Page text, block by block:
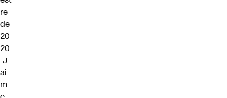
re
de
20
20
J
ai
m